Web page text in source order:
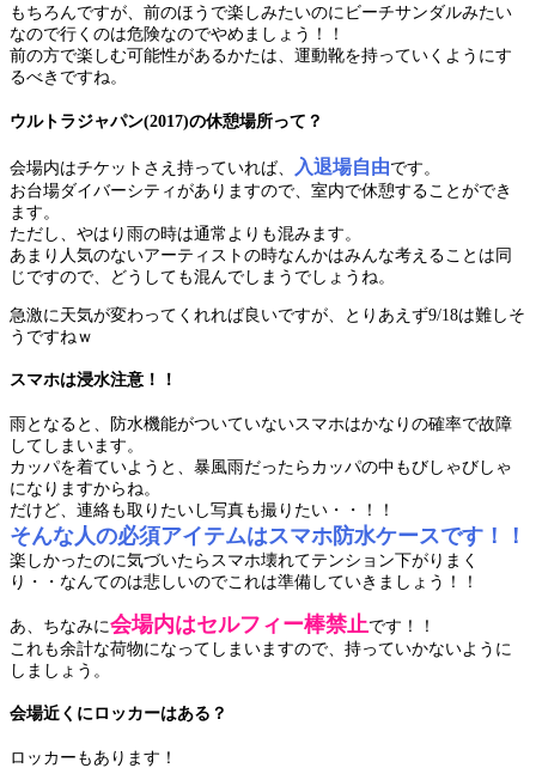
もちろんですが、前のほうで楽しみたいのにビーチサンダルみたい
なので行くのは危険なのでやめましょう！！
前の方で楽しむ可能性があるかたは、運動靴を持っていくようにす
るべきですね。
ウルトラジャパン(2017)の休憩場所って？
会場内はチケットさえ持っていれば、 入退場自由です。
お台場ダイバーシティがありますので、室内で休憩することができ
ます。
ただし、やはり雨の時は通常よりも混みます。
あまり人気のないアーティストの時なんかはみんな考えることは同
じですので、どうしても混んでしまうでしょうね。
急激に天気が変わってくれれば良いですが、とりあえず9/18は難しそ
うですねｗ
スマホは浸水注意！！
雨となると、防水機能がついていないスマホはかなりの確率で故障
してしまいます。
カッパを着ていようと、暴風雨だったらカッパの中もびしゃびしゃ
になりますからね。
だけど、連絡も取りたいし写真も撮りたい・・！！
そんな人の必須アイテムはスマホ防水ケースです！！
楽しかったのに気づいたらスマホ壊れてテンション下がりまく
り・・なんてのは悲しいのでこれは準備していきましょう！！
あ、ちなみに会場内はセルフィー棒禁止です！！
これも余計な荷物になってしまいますので、持っていかないように
しましょう。
会場近くにロッカーはある？
ロッカーもあります！